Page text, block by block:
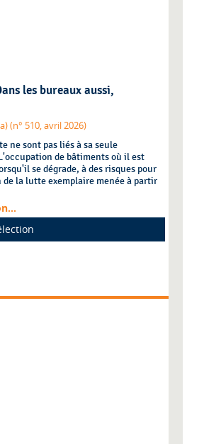
les bureaux aussi,
(n° 510, avril 2026)
ne sont pas liés à sa seule
de bâtiments où il est
se dégrade, à des risques pour
de la lutte exemplaire menée à partir